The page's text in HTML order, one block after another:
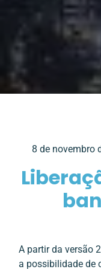
8 de novembro
A partir da versão
a possibilidade de